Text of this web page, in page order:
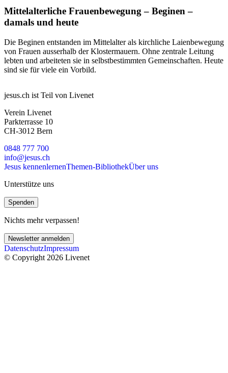
Mittelalterliche Frauenbewegung – Beginen –
damals und heute
Die Beginen entstanden im Mittelalter als kirchliche Laienbewegung
von Frauen ausserhalb der Klostermauern. Ohne zentrale Leitung
lebten und arbeiteten sie in selbstbestimmten Gemeinschaften. Heute
sind sie für viele ein Vorbild.
jesus.ch ist Teil von Livenet
Verein Livenet
Parkterrasse 10
CH-3012 Bern
0848 777 700
info@jesus.ch
Jesus kennenlernenThemen-BibliothekÜber uns
Unterstütze uns
Spenden
Nichts mehr verpassen!
Newsletter anmelden
DatenschutzImpressum
© Copyright 2026 Livenet